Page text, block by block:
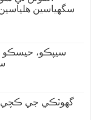
سگهياسين
سيپڪو، حيسڪو
سنڌ
گهوٽڪي جي ڪچي